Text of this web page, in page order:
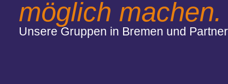
möglich machen.
Unsere Gruppen in Bremen und Partner